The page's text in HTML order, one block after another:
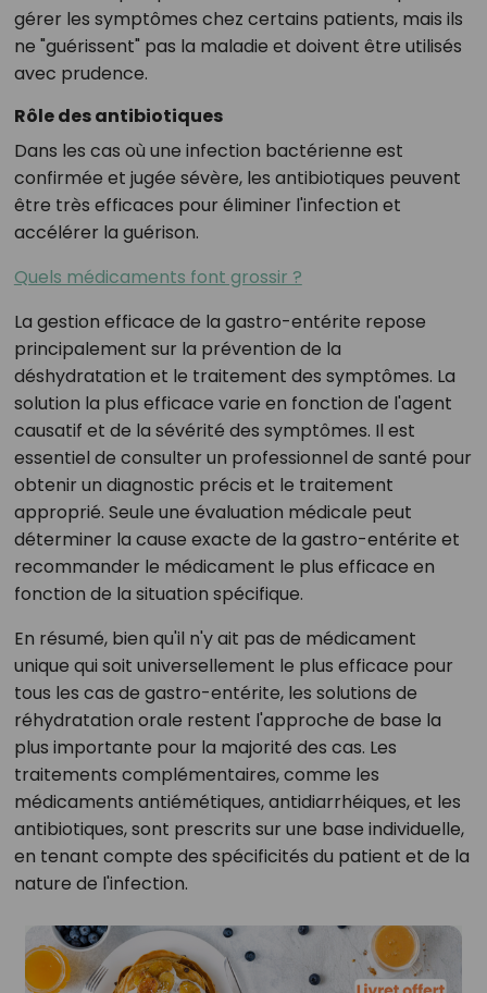
gérer les symptômes chez certains patients, mais ils
ne "guérissent" pas la maladie et doivent être utilisés
avec prudence.
Rôle des antibiotiques
Dans les cas où une infection bactérienne est
confirmée et jugée sévère, les antibiotiques peuvent
être très efficaces pour éliminer l'infection et
accélérer la guérison.
Quels médicaments font grossir ?
La gestion efficace de la gastro-entérite repose
principalement sur la prévention de la
déshydratation et le traitement des symptômes. La
solution la plus efficace varie en fonction de l'agent
causatif et de la sévérité des symptômes. Il est
essentiel de consulter un professionnel de santé pour
obtenir un diagnostic précis et le traitement
approprié. Seule une évaluation médicale peut
déterminer la cause exacte de la gastro-entérite et
recommander le médicament le plus efficace en
fonction de la situation spécifique.
En résumé, bien qu'il n'y ait pas de médicament
unique qui soit universellement le plus efficace pour
tous les cas de gastro-entérite, les solutions de
réhydratation orale restent l'approche de base la
plus importante pour la majorité des cas. Les
traitements complémentaires, comme les
médicaments antiémétiques, antidiarrhéiques, et les
antibiotiques, sont prescrits sur une base individuelle,
en tenant compte des spécificités du patient et de la
nature de l'infection.